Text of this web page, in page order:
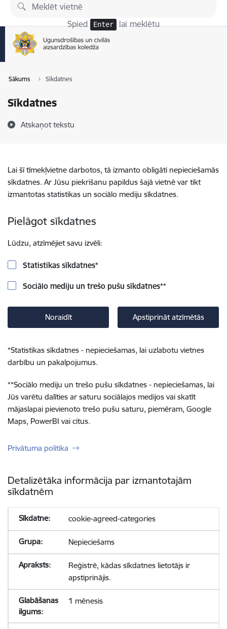
Pāriet uz lapas saturu
Spied Enter lai meklētu
Sākums Sīkdatnes
Sīkdatnes
Atskaņot tekstu
Lai šī tīmekļvietne darbotos, tā izmanto obligāti nepieciešamās
sīkdatnes. Ar Jūsu piekrišanu papildus šajā vietnē var tikt
izmantotas statistikas un sociālo mediju sīkdatnes.
Pielāgot sīkdatnes
Lūdzu, atzīmējiet savu izvēli:
Statistikas sīkdatnes*
Sociālo mediju un trešo pušu sīkdatnes**
Noraidīt Apstiprināt atzīmētās
*Statistikas sīkdatnes - nepieciešamas, lai uzlabotu vietnes
darbību un pakalpojumus.
**Sociālo mediju un trešo pušu sīkdatnes - nepieciešamas, lai
Jūs varētu dalīties ar saturu sociālajos medijos vai skatīt
mājaslapai pievienoto trešo pušu saturu, piemēram, Google
Maps, PowerBI vai citus.
Privātuma politika
Detalizētāka informācija par izmantotajām
sīkdatnēm
cookie-agreed-categories
Nepieciešams
Reģistrē, kādas sīkdatnes lietotājs ir
apstiprinājis.
1 mēnesis